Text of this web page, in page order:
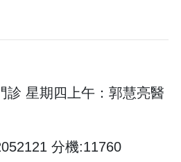
診 星期四上午：郭慧亮醫
分機:11760